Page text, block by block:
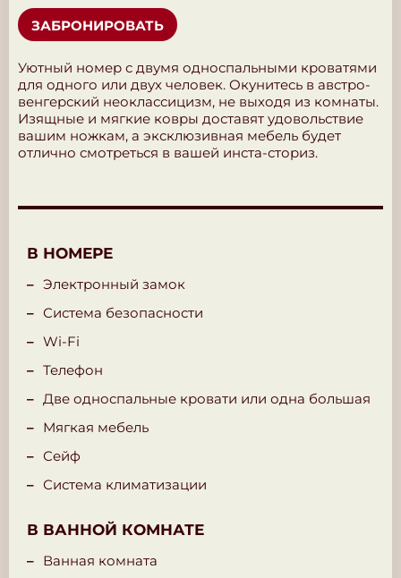
Уютный номер с двумя односпальными кроватями
для одного или двух человек. Окунитесь в австро-
венгерский неоклассицизм, не выходя из комнаты.
Изящные и мягкие ковры доставят удовольствие
вашим ножкам, а эксклюзивная мебель будет
отлично смотреться в вашей инста-сториз.
ЗАБРОНИРОВАТЬ
В НОМЕРЕ
Электронный замок
Система безопасности
Wi-Fi
Телефон
Две односпальные кровати или одна большая
Мягкая мебель
Сейф
Система климатизации
В ВАННОЙ КОМНАТЕ
Ванная комната